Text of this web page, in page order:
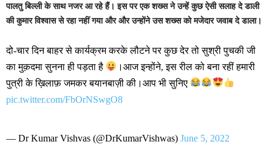
पालतु बिल्ली के साथ नजर आ रहे हैं। इस पर एक शख्स ने उन्हें कुछ ऐसी सलाह दे डाली
की कुमार विश्वास से रहा नहीं गया और और उन्होंने उस शख्स को मजेदार जवाब दे डाला।
दो-चार दिन बाहर से कार्यक्रम करके लौटने पर कुछ देर तो सुश्री पुचकी जी
का मुक़दमा सुनना ही पड़ता है
।आज इन्होंने, इस रील को बना रहीं हमारी
पुत्री के ख़िलाफ़ जमकर बयानबाज़ी की।आप भी सुनिए
pic.twitter.com/FbOrNSwgO8
— Dr Kumar Vishvas (@DrKumarVishwas) June 5, 2022